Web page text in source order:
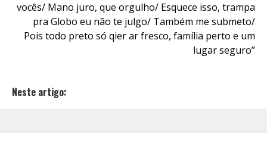
vocês/ Mano juro, que orgulho/ Esquece isso, trampa
pra Globo eu não te julgo/ Também me submeto/
Pois todo preto só qier ar fresco, família perto e um
lugar seguro”
Neste artigo: